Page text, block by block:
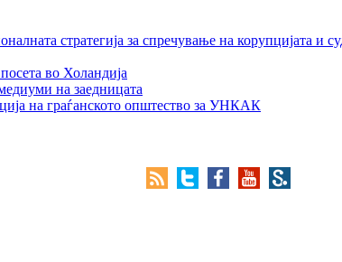
стратегија за спречување на корупцијата
во Холандија
на заедницата
на граѓанското општество за УНКАК